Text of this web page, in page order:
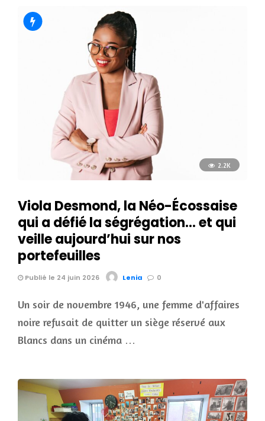
2.2K
Viola Desmond, la Néo-Écossaise
qui a défié la ségrégation… et qui
veille aujourd’hui sur nos
portefeuilles
Publié le 24 juin 2026 Lenia 0
Un soir de novembre 1946, une femme d'affaires
noire refusait de quitter un siège réservé aux
Blancs dans un cinéma …